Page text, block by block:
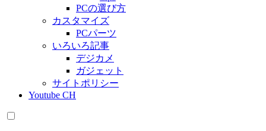
PCの選び方
カスタマイズ
PCパーツ
いろいろ記事
デジカメ
ガジェット
サイトポリシー
Youtube CH